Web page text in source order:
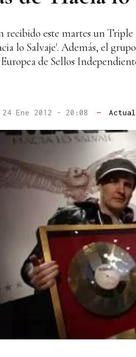
recibido este martes un Triple
lo Salvaje'. Además, el
de Sellos
24 Ene 2012 - 20:08 —